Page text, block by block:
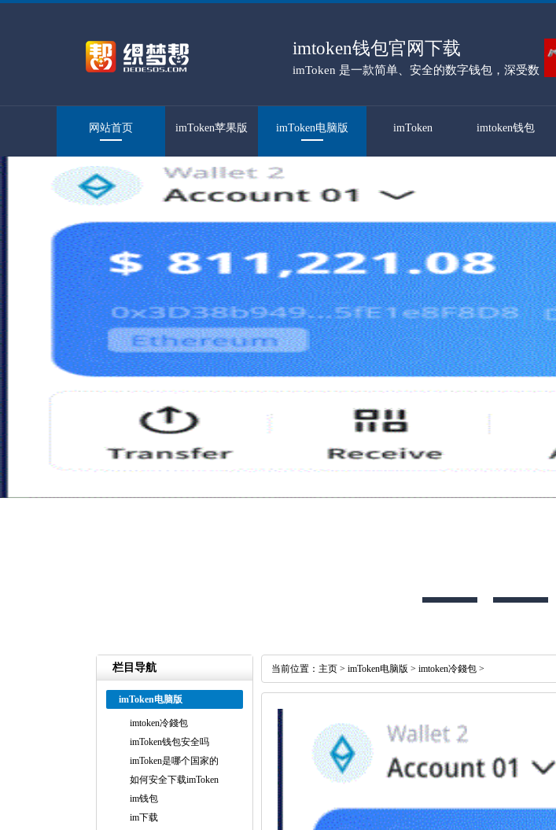
imtoken钱包官网下载
imToken 是一款简单、安全的数字钱包，深受数
网站首页 imToken苹果版 imToken电脑版 imToken imtoken钱包
栏目导航
imToken电脑版
imtoken冷錢包
imToken钱包安全吗
imToken是哪个国家的
如何安全下载imToken
im钱包
im下载
当前位置： 主页 > imToken电脑版 > imtoken冷錢包 >